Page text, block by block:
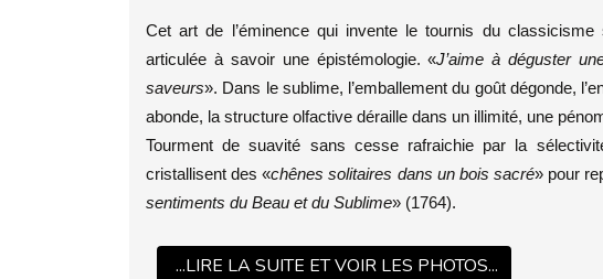
Cet art de l’éminence qui invente le tournis du
articulée à savoir une épistémologie. «J’aime à déguster
saveurs». Dans le sublime, l’emballement du goût dégonde,
abonde, la structure olfactive déraille dans un illimité, une
Tourment de suavité sans cesse rafraichie par la
cristallisent des «chênes solitaires dans un bois sacré» pour
sentiments du Beau et du Sublime» (1764).
...LIRE LA SUITE ET VOIR LES PHOTOS...